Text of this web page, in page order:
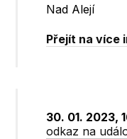
Nad Alejí
Přejít na více
30. 01. 2023,
odkaz na